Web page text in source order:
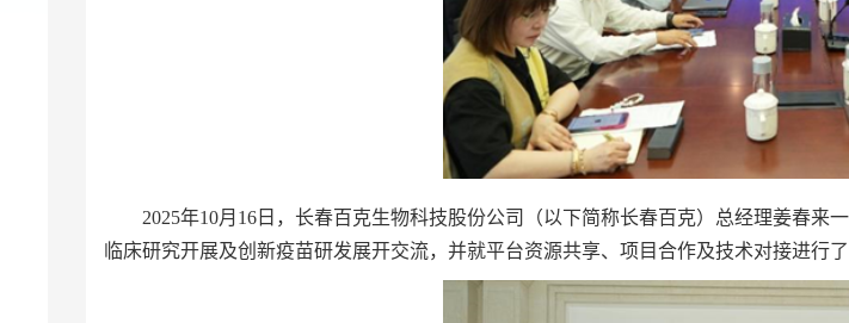
2025年10月16日，长春百克生物科技股份公司（以下简称长春百克）总经理姜春
临床研究开展及创新疫苗研发展开交流，并就平台资源共享、项目合作及技术对接进行了